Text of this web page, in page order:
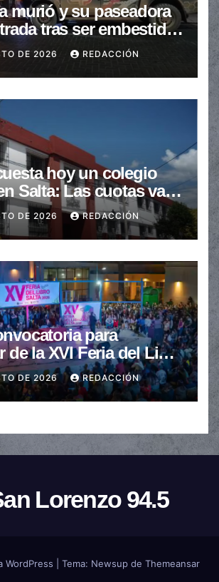
murió y su paseadora
tras ser embestidas
peatonal
DE 2026 REDACCIÓN
hoy un colegio
Salta: Las cuotas van
a más de $600.000
DE 2026 REDACCIÓN
para
de la XVI Feria del Libro
DE 2026 REDACCIÓN
Lorenzo 94.5
WordPress Tema: Newsupde Themeansar